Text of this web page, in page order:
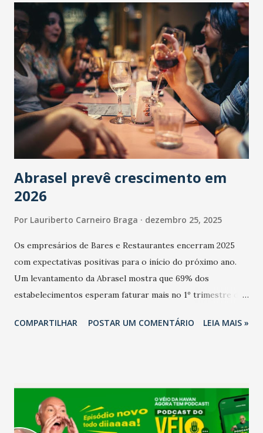
Abrasel prevê crescimento em
2026
Por Lauriberto Carneiro Braga dezembro 25, 2025
Os empresários de Bares e Restaurantes encerram 2025
com expectativas positivas para o início do próximo ano.
Um levantamento da Abrasel mostra que 69% dos
estabelecimentos esperam faturar mais no 1º trimestre de
relação ao último trimestre deste ano, 56% também
confraternizações de fim de ano e pelo pagamento do 13º
Salário para um número maior de trabalhadores, já que o
país tem a menor taxa de desemprego dos anos recentes.
COMPARTILHAR POSTAR UM COMENTÁRIO LEIA MAIS »